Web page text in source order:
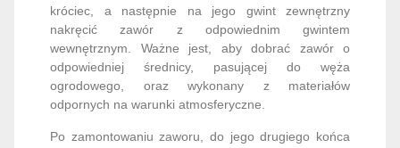
króciec, a następnie na jego gwint zewnętrzny
nakręcić zawór z odpowiednim gwintem
wewnętrznym. Ważne jest, aby dobrać zawór o
odpowiedniej średnicy, pasującej do węża
ogrodowego, oraz wykonany z materiałów
odpornych na warunki atmosferyczne.
Po zamontowaniu zaworu, do jego drugiego końca